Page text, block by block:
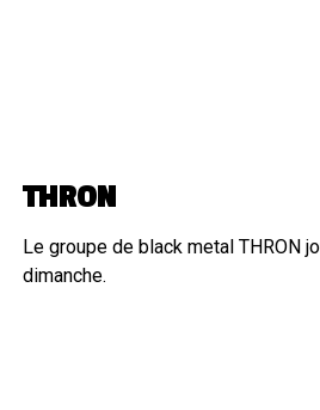
THRON
Le groupe de black metal THRON
dimanche.